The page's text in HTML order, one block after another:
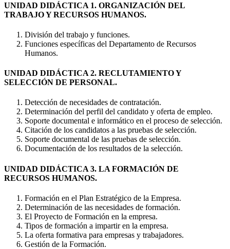
UNIDAD DIDÁCTICA 1. ORGANIZACIÓN DEL
TRABAJO Y RECURSOS HUMANOS.
División del trabajo y funciones.
Funciones específicas del Departamento de Recursos
Humanos.
UNIDAD DIDÁCTICA 2. RECLUTAMIENTO Y
SELECCIÓN DE PERSONAL.
Detección de necesidades de contratación.
Determinación del perfil del candidato y oferta de empleo.
Soporte documental e informático en el proceso de selección.
Citación de los candidatos a las pruebas de selección.
Soporte documental de las pruebas de selección.
Documentación de los resultados de la selección.
UNIDAD DIDÁCTICA 3. LA FORMACIÓN DE
RECURSOS HUMANOS.
Formación en el Plan Estratégico de la Empresa.
Determinación de las necesidades de formación.
El Proyecto de Formación en la empresa.
Tipos de formación a impartir en la empresa.
La oferta formativa para empresas y trabajadores.
Gestión de la Formación.